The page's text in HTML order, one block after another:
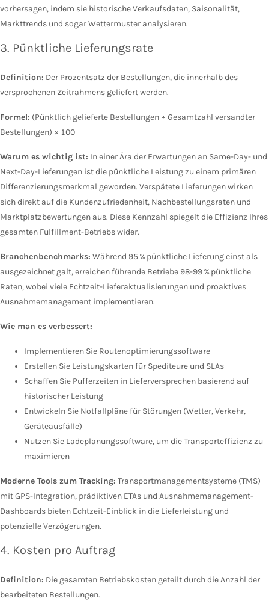
vorhersagen, indem sie historische Verkaufsdaten, Saisonalität,
Markttrends und sogar Wettermuster analysieren.
3. Pünktliche Lieferungsrate
Definition: Der Prozentsatz der Bestellungen, die innerhalb des
versprochenen Zeitrahmens geliefert werden.
Formel: (Pünktlich gelieferte Bestellungen ÷ Gesamtzahl versandter
Bestellungen) × 100
Warum es wichtig ist: In einer Ära der Erwartungen an Same-Day- und
Next-Day-Lieferungen ist die pünktliche Leistung zu einem primären
Differenzierungsmerkmal geworden. Verspätete Lieferungen wirken
sich direkt auf die Kundenzufriedenheit, Nachbestellungsraten und
Marktplatzbewertungen aus. Diese Kennzahl spiegelt die Effizienz Ihres
gesamten Fulfillment-Betriebs wider.
Branchenbenchmarks: Während 95 % pünktliche Lieferung einst als
ausgezeichnet galt, erreichen führende Betriebe 98-99 % pünktliche
Raten, wobei viele Echtzeit-Lieferaktualisierungen und proaktives
Ausnahmemanagement implementieren.
Wie man es verbessert:
Implementieren Sie Routenoptimierungssoftware
Erstellen Sie Leistungskarten für Spediteure und SLAs
Schaffen Sie Pufferzeiten in Lieferversprechen basierend auf
historischer Leistung
Entwickeln Sie Notfallpläne für Störungen (Wetter, Verkehr,
Geräteausfälle)
Nutzen Sie Ladeplanungssoftware, um die Transporteffizienz zu
maximieren
Moderne Tools zum Tracking: Transportmanagementsysteme (TMS)
mit GPS-Integration, prädiktiven ETAs und Ausnahmemanagement-
Dashboards bieten Echtzeit-Einblick in die Lieferleistung und
potenzielle Verzögerungen.
4. Kosten pro Auftrag
Definition: Die gesamten Betriebskosten geteilt durch die Anzahl der
bearbeiteten Bestellungen.